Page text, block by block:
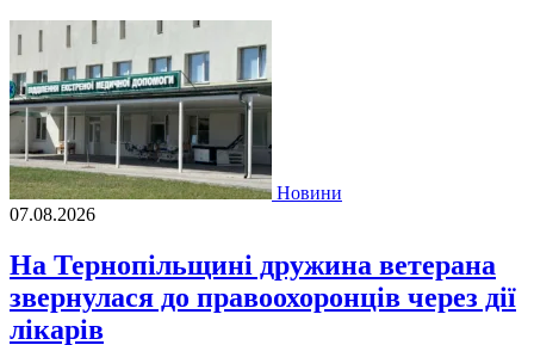
Новини
07.08.2026
На Тернопільщині дружина ветерана
звернулася до правоохоронців через дії
лікарів